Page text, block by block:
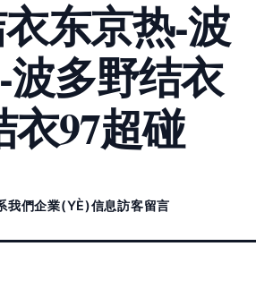
东京热-波
多野结衣
97超碰
我們企業(YÈ)信息訪客留言